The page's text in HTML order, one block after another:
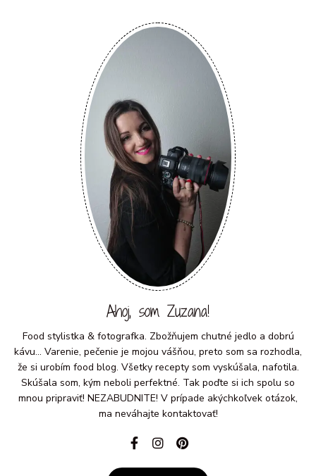
Ahoj, som Zuzana!
Food stylistka & fotografka. Zbožňujem chutné jedlo a dobrú
kávu... Varenie, pečenie je mojou vášňou, preto som sa rozhodla,
že si urobím food blog. Všetky recepty som vyskúšala, nafotila.
Skúšala som, kým neboli perfektné. Tak poďte si ich spolu so
mnou pripraviť! NEZABUDNITE! V prípade akýchkoľvek otázok,
ma neváhajte kontaktovať!